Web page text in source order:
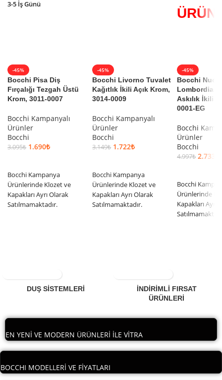
3-5 İş Günü
-45%
Bocchi Pisa Diş
Fırçalığı Tezgah Üstü
Krom, 3011-0007
Bocchi Kampanyalı
Ürünler
Bocchi
3.095₺ 1.690₺
Bocchi Kampanya
Ürünlerinde Klozet ve
Kapakları Ayrı Olarak
Satılmamaktadır.
-45%
Bocchi Livorno Tuvalet
Kağıtlık İkili Açık Krom,
3014-0009
Bocchi Kampanyalı
Ürünler
Bocchi
3.149₺ 1.722₺
Bocchi Kampanya
Ürünlerinde Klozet ve
Kapakları Ayrı Olarak
Satılmamaktadır.
-45%
Bocchi
Lombordia
Askılık İkili
0001-EG
Bocchi
Ürünler
Bocchi
4.997₺ 2.733
Bocchi
Ürünlerinde
Kapakları Ayrı
DUŞ SİSTEMLERİ
İNDİRİMLİ FIRSAT
ÜRÜNLERİ
EN YENİ VE MODERN ÜRÜNLERİ İLE VİTRA
BOCCHI MODELLERİ VE FİYATLARI